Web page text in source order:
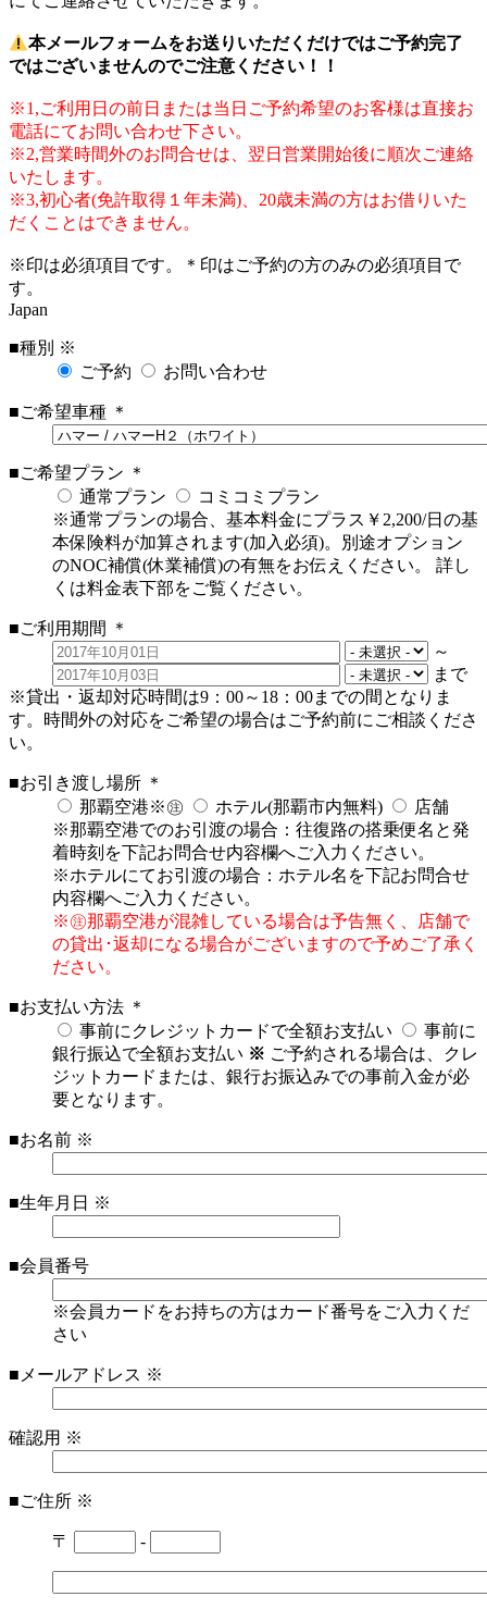
本メールフォームをお送りいただくだけではご予約完了
ではございませんのでご注意ください！！
※1,ご利用日の前日または当日ご予約希望のお客様は直接お
電話にてお問い合わせ下さい。
※2,営業時間外のお問合せは、翌日営業開始後に順次ご連絡
いたします。
※3,初心者(免許取得１年未満)、20歳未満の方はお借りいた
だくことはできません。
※印は必須項目です。 ＊ 印はご予約の方のみの必須項目で
す。
Japan
■種別 ※
ご予約
お問い合わせ
■ご希望車種 ＊
■ご希望プラン ＊
通常プラン
コミコミプラン
※通常プランの場合、基本料金にプラス￥2,200/日の基
本保険料が加算されます(加入必須)。別途オプション
のNOC補償(休業補償)の有無をお伝えください。 詳し
くは料金表下部をご覧ください。
■ご利用期間
＊
～
まで
※貸出・返却対応時間は9：00～18：00までの間となりま
す。時間外の対応をご希望の場合はご予約前にご相談くださ
い。
■お引き渡し場所 ＊
那覇空港※㊟
ホテル(那覇市内無料)
店舗
※那覇空港でのお引渡の場合：往復路の搭乗便名と発
着時刻を下記お問合せ内容欄へご入力ください。
※ホテルにてお引渡の場合：ホテル名を下記お問合せ
内容欄へご入力ください。
※㊟那覇空港が混雑している場合は予告無く、店舗で
の貸出･返却になる場合がございますので予めご了承く
ださい。
■お支払い方法 ＊
事前にクレジットカードで全額お支払い
事前に
銀行振込で全額お支払い ※ ご予約される場合は、クレ
ジットカードまたは、銀行お振込みでの事前入金が必
要となります。
■お名前 ※
■生年月日 ※
■会員番号
※会員カードをお持ちの方はカード番号をご入力くだ
さい
■メールアドレス ※
確認用 ※
■ご住所 ※
〒 -